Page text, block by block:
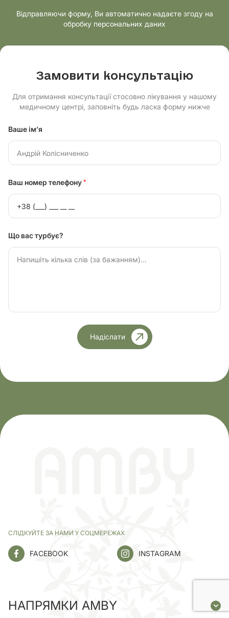
Відправляючи форму, Ви автоматично надаєте згоду на
обробку персональних даних
Замовити консультацію
Для отримання консультації стосовно лікування у нашому
медичному центрі, заповніть будь ласка форму нижче
Ваше ім’я
Ваш номер телефону *
Що вас турбує?
Надіслати
СЛІДКУЙТЕ ЗА НАМИ У СОЦМЕРЕЖАХ
FACEBOOK INSTAGRAM
НАПРЯМКИ AMBY